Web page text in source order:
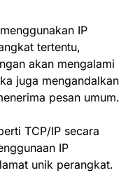
IP
tertentu,
akan mengalami
juga mengandalkan
pesan umum.
TCP/IP secara
IP
unik perangkat.